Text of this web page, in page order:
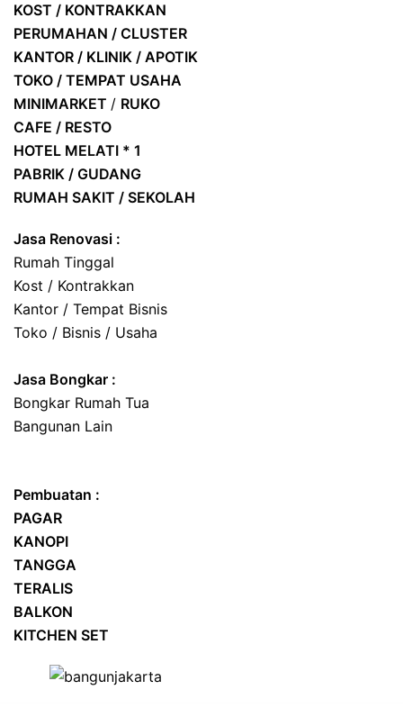
KOST / KONTRAKKAN
PERUMAHAN / CLUSTER
KANTOR / KLINIK / APOTIK
TOKO / TEMPAT USAHA
MINIMARKET / RUKO
CAFE / RESTO
HOTEL MELATI * 1
PABRIK / GUDANG
RUMAH SAKIT / SEKOLAH
Jasa Renovasi :
Rumah Tinggal
Kost / Kontrakkan
Kantor / Tempat Bisnis
Toko / Bisnis / Usaha
Jasa Bongkar :
Bongkar Rumah Tua
Bangunan Lain
Pembuatan :
PAGAR
KANOPI
TANGGA
TERALIS
BALKON
KITCHEN SET